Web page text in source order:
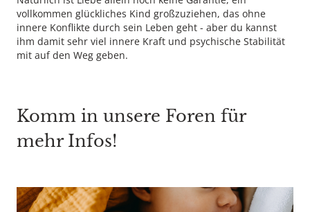
vollkommen glückliches Kind großzuziehen, das ohne
innere Konflikte durch sein Leben geht - aber du kannst
ihm damit sehr viel innere Kraft und psychische Stabilität
mit auf den Weg geben.
Komm in unsere Foren für
mehr Infos!